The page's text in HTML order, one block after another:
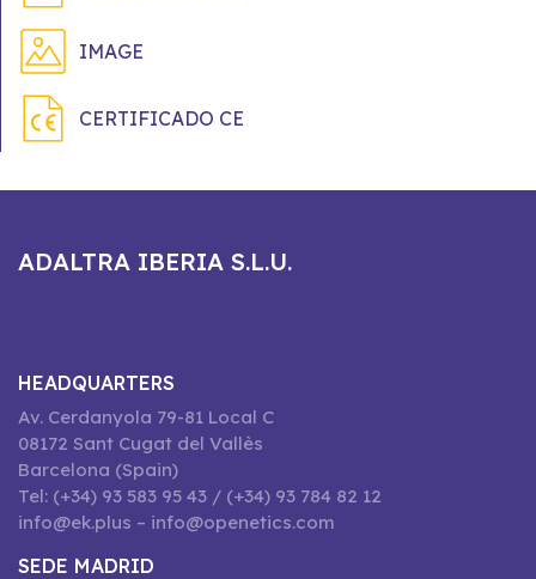
IMAGE
CERTIFICADO CE
ADALTRA IBERIA S.L.U.
HEADQUARTERS
Av. Cerdanyola 79-81 Local C
08172 Sant Cugat del Vallès
Barcelona (Spain)
Tel: (+34) 93 583 95 43 / (+34) 93 784 82 12
info@ek.plus – info@openetics.com
SEDE MADRID